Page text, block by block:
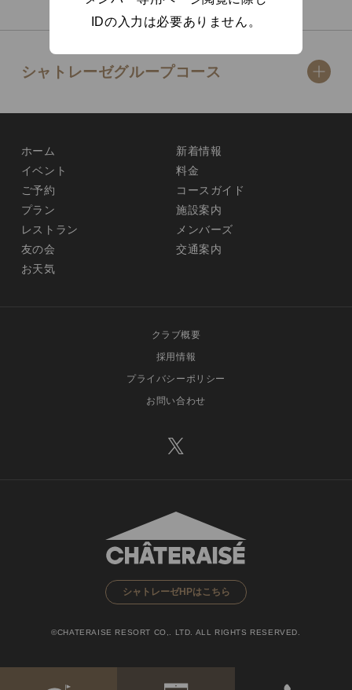
IDの入力は必要ありません。
シャトレーゼグループコース
ホーム
新着情報
イベント
料金
ご予約
コースガイド
プラン
施設案内
レストラン
メンバーズ
友の会
交通案内
お天気
クラブ概要
採用情報
プライバシーポリシー
お問い合わせ
シャトレーゼHPはこちら
©CHATERAISE RESORT CO,. LTD. ALL RIGHTS RESERVED.